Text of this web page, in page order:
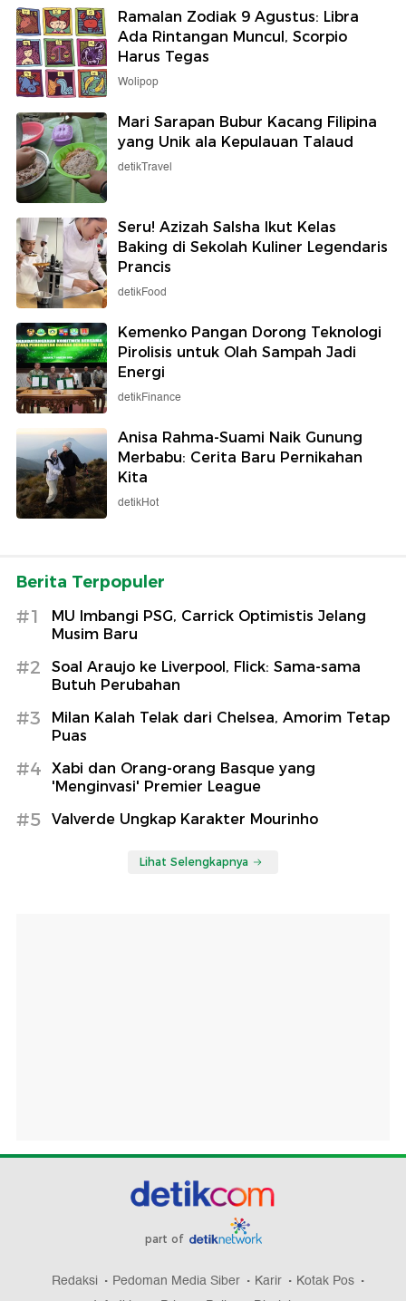
Ramalan Zodiak 9 Agustus: Libra
Ada Rintangan Muncul, Scorpio
Harus Tegas
Wolipop
Mari Sarapan Bubur Kacang Filipina
yang Unik ala Kepulauan Talaud
detikTravel
Seru! Azizah Salsha Ikut Kelas
Baking di Sekolah Kuliner Legendaris
Prancis
detikFood
Kemenko Pangan Dorong Teknologi
Pirolisis untuk Olah Sampah Jadi
Energi
detikFinance
Anisa Rahma-Suami Naik Gunung
Merbabu: Cerita Baru Pernikahan
Kita
detikHot
Berita Terpopuler
#1
MU Imbangi PSG, Carrick Optimistis Jelang
Musim Baru
#2
Soal Araujo ke Liverpool, Flick: Sama-sama
Butuh Perubahan
#3
Milan Kalah Telak dari Chelsea, Amorim Tetap
Puas
#4
Xabi dan Orang-orang Basque yang
'Menginvasi' Premier League
#5 Valverde Ungkap Karakter Mourinho
Lihat Selengkapnya
part of
Redaksi Pedoman Media Siber Karir
Kotak Pos